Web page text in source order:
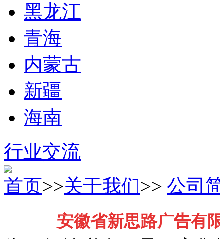
黑龙江
青海
内蒙古
新疆
海南
行业交流
首页>>关于我们>> 公司
安徽省新思路广告有